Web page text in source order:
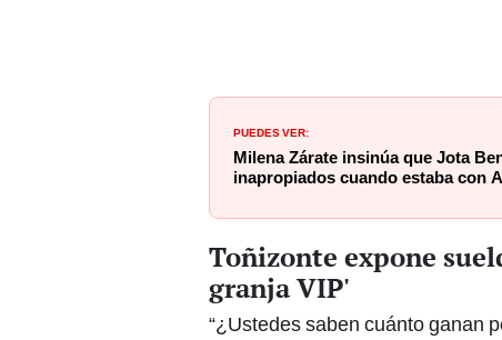
PUEDES VER:
Milena Zárate insinúa que Jota
inapropiados cuando estaba con
Toñizonte expone
granja VIP'
“¿Ustedes saben cuánto ganan